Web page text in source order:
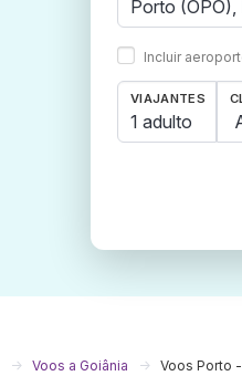
Incluir
VIAJANTES
1 adulto
Voos a Goiânia Voos Porto